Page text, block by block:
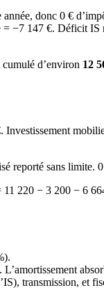
donc 0 €
−7 147 €. Déficit IS
d’environ 12
reporté sans limite. 0
11 220 − 3 200 − 6
transmission, et